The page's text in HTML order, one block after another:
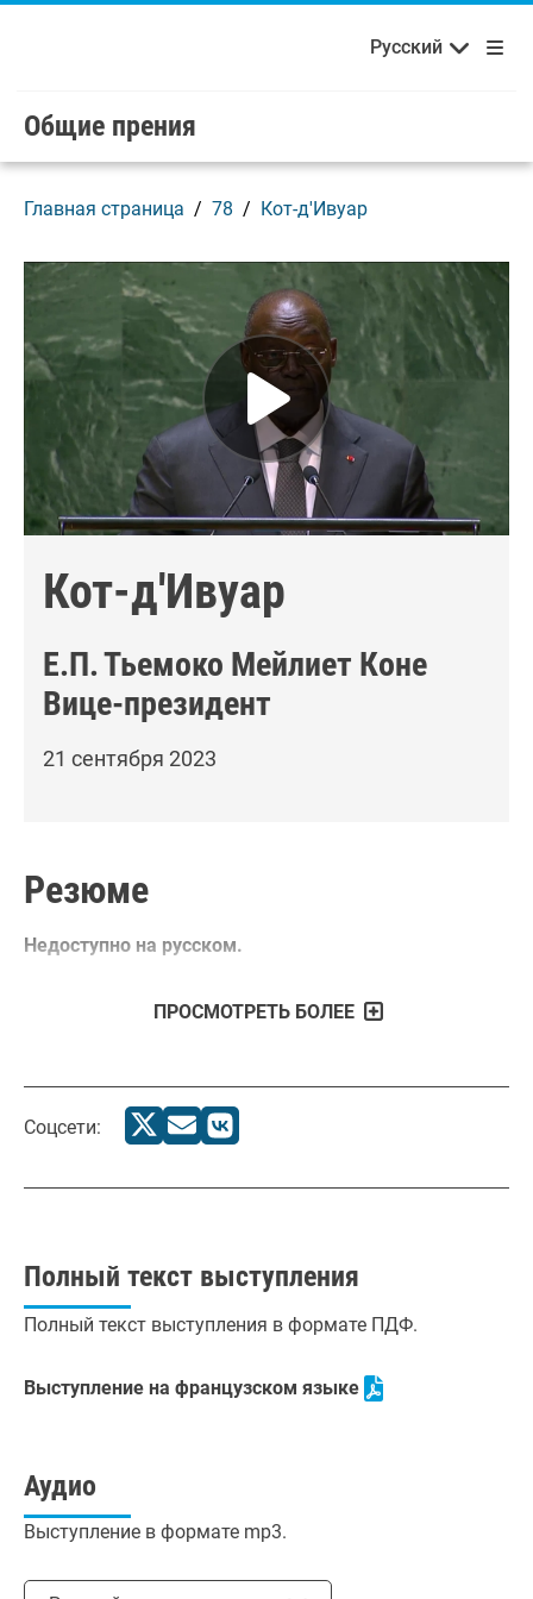
Skip to main content / navigation
Добро пожаловать в ООН! Français Русский
Русский
Общие прения
Главная страница 78 Кот-д'Ивуар
Кот-д'Ивуар
Е.П.Тьемоко Мейлиет Коне
Вице-президент
21 сентября 2023
Резюме
Недоступно на русском.
ПРОСМОТРЕТЬ БОЛЕЕ
Соцсети:
Полный текст выступления
Полный текст выступления в формате ПДФ.
Выступление на французском языке
Аудио
Выступление в формате mp3.